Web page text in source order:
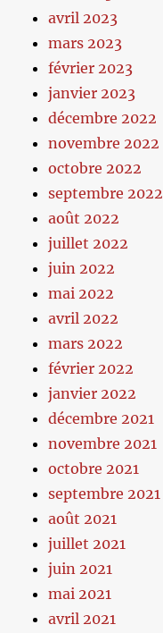
avril 2023
mars 2023
février 2023
janvier 2023
décembre 2022
novembre 2022
octobre 2022
septembre 2022
août 2022
juillet 2022
juin 2022
mai 2022
avril 2022
mars 2022
février 2022
janvier 2022
décembre 2021
novembre 2021
octobre 2021
septembre 2021
août 2021
juillet 2021
juin 2021
mai 2021
avril 2021